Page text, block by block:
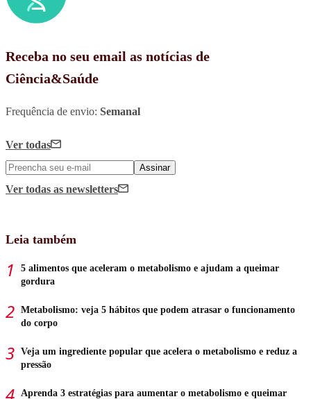
Receba no seu email as notícias de
Ciência&Saúde
Frequência de envio: Semanal
Ver todas
Assinar
Ver todas as newsletters
Leia também
5 alimentos que aceleram o metabolismo e ajudam a queimar
gordura
Metabolismo: veja 5 hábitos que podem atrasar o funcionamento
do corpo
Veja um ingrediente popular que acelera o metabolismo e reduz a
pressão
Aprenda 3 estratégias para aumentar o metabolismo e queimar